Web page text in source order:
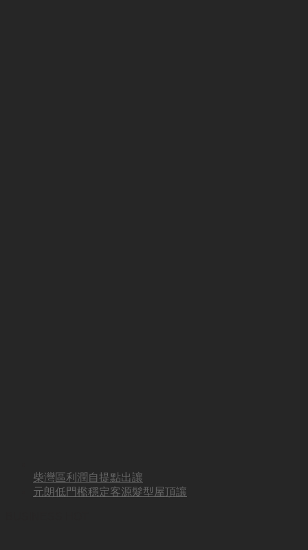
柴灣區利潤自提點出讓
元朗低門檻穩定客源髮型屋頂讓